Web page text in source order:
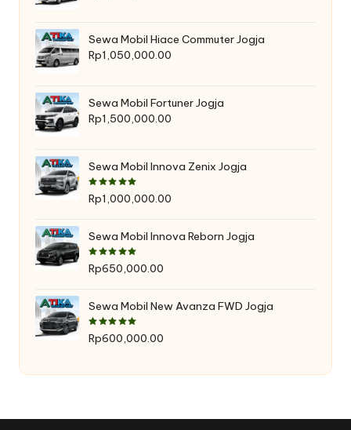
Sewa Mobil Hiace Commuter Jogja
Rp1,050,000.00
Sewa Mobil Fortuner Jogja
Rp1,500,000.00
Sewa Mobil Innova Zenix Jogja
Rp1,000,000.00
Sewa Mobil Innova Reborn Jogja
Rp650,000.00
Sewa Mobil New Avanza FWD Jogja
Rp600,000.00